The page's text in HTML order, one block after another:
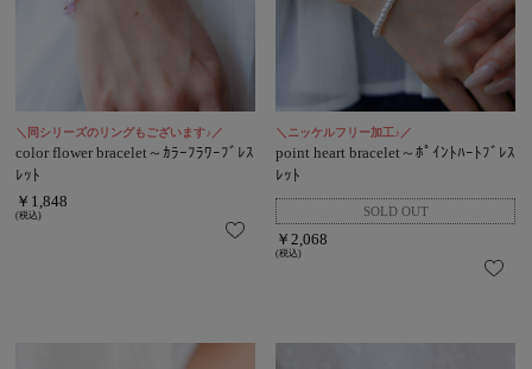
＼同シリーズのリングもございます♪／
color flower bracelet～ｶﾗｰﾌﾗﾜｰﾌﾞﾚｽ
ﾚｯﾄ
￥1,848
(税込)
＼ニッケルフリー加工♪／
point heart bracelet～ﾎﾟｲﾝﾄﾊｰﾄﾌﾞﾚｽ
ﾚｯﾄ
￥2,068
(税込)